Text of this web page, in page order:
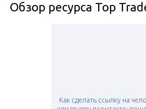
Обзор ресурса Top
Как сделать ссылку на